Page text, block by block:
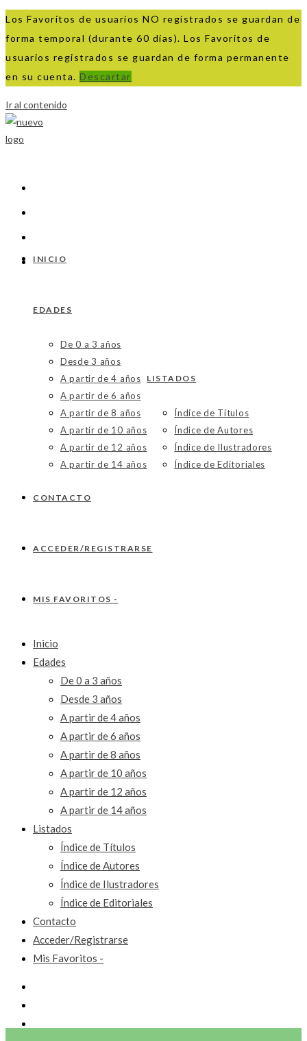
Los Favoritos de usuarios NO registrados se guardan de
forma temporal (durante 60 días). Los Favoritos de
usuarios registrados se guardan de forma permanente
en su cuenta. Descartar
Ir al contenido
INICIO
EDADES
De 0 a 3 años
Desde 3 años
A partir de 4 años
A partir de 6 años
A partir de 8 años
A partir de 10 años
A partir de 12 años
A partir de 14 años
LISTADOS
Índice de Títulos
Índice de Autores
Índice de Ilustradores
Índice de Editoriales
CONTACTO
ACCEDER/REGISTRARSE
MIS FAVORITOS -
Inicio
Edades
De 0 a 3 años
Desde 3 años
A partir de 4 años
A partir de 6 años
A partir de 8 años
A partir de 10 años
A partir de 12 años
A partir de 14 años
Listados
Índice de Títulos
Índice de Autores
Índice de Ilustradores
Índice de Editoriales
Contacto
Acceder/Registrarse
Mis Favoritos -